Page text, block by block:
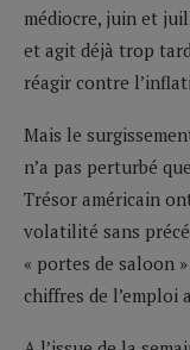
médiocre, juin et
et agit déjà trop
réagir contre
Mais le
n’a pas perturbé
Trésor américain
volatilité sans
« portes de saloon
chiffres de l’emploi